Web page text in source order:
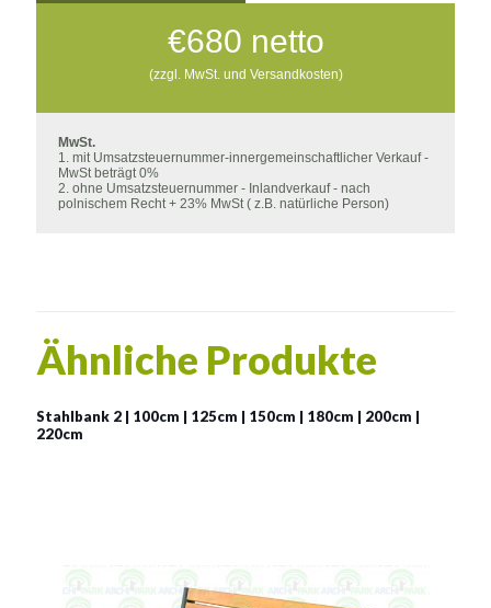
€680 netto
(zzgl. MwSt. und Versandkosten)
MwSt.
1. mit Umsatzsteuernummer-innergemeinschaftlicher Verkauf -
MwSt beträgt 0%
2. ohne Umsatzsteuernummer - Inlandverkauf - nach
polnischem Recht + 23% MwSt ( z.B. natürliche Person)
Ähnliche Produkte
Stahlbank 2 | 100cm | 125cm | 150cm | 180cm | 200cm |
220cm
Siehe mehr